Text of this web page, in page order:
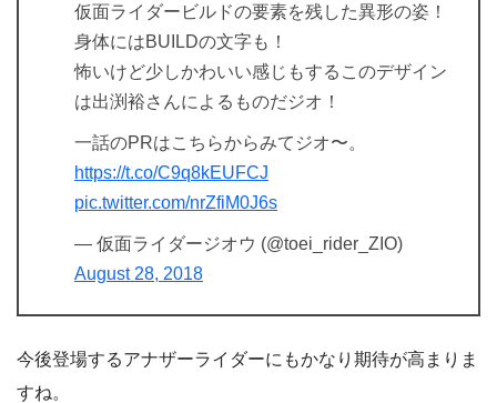
仮面ライダービルドの要素を残した異形の姿！
身体にはBUILDの文字も！
怖いけど少しかわいい感じもするこのデザイン
は出渕裕さんによるものだジオ！
一話のPRはこちらからみてジオ〜。
https://t.co/C9q8kEUFCJ
pic.twitter.com/nrZfiM0J6s
— 仮面ライダージオウ (@toei_rider_ZIO)
August 28, 2018
今後登場するアナザーライダーにもかなり期待が高まりま
すね。